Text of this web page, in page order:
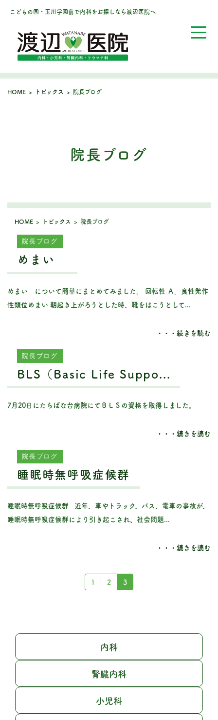
こどもの国・玉川学園前で内科をお探しなら渡辺医院へ
HOME > トピックス > 院長ブログ
院長ブログ
HOME > トピックス > 院長ブログ
院長ブログ
めまい
めまい について簡単にまとめてみました。 回転性 Ａ．良性発作
性頭位めまい 朝起き上がろうとした時、靴をはこうとして...
・・・続きを読む
院長ブログ
BLS（Basic Life Suppo...
7月20日にたちばな台病院にてＢＬＳの資格を取得しました。
・・・続きを読む
院長ブログ
睡眠時無呼吸症候群
睡眠時無呼吸症候群 近年、車やトラック、バス、電車の事故が、
睡眠時無呼吸症候群により引き起こされ、社会問題...
・・・続きを読む
1 2 3
内科
腎臓内科
小児科